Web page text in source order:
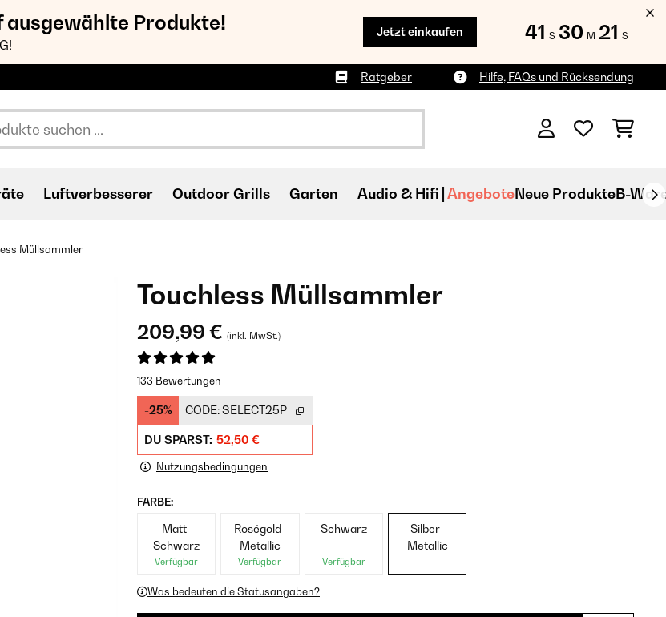
ausgewählte Produkte! Jetzt einkaufen 41 S 30 M 21 S
Ratgeber Hilfe, FAQs und Rücksendung
Luftverbesserer Outdoor Grills Garten Audio & Hifi AngeboteNeue ProdukteB-
Müllsammler
Touchless Müllsammler
209,99 € (inkl. MwSt.)
133 Bewertungen
-25% CODE:SELECT25P
DU SPARST: 52,50 €
Nutzungsbedingungen
FARBE:
Matt-
Schwarz
Verfügbar
Roségold-
Metallic
Verfügbar
Schwarz
Verfügbar
Silber-
Metallic
Was bedeuten die Statusangaben?